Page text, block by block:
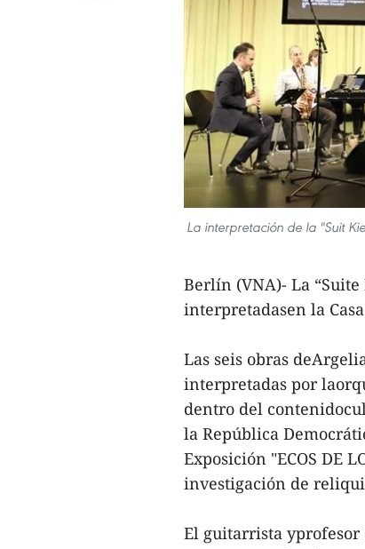
La interpretación de la "Suit
Berlín (VNA)- La
interpretadasen la
Las seis obras
interpretadas por
dentro del
la República
Exposición "ECOS DE
investigación de
El guitarrista yprofesor